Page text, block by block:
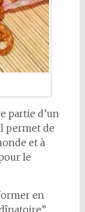
partie d’un
permet de
et à
le
en